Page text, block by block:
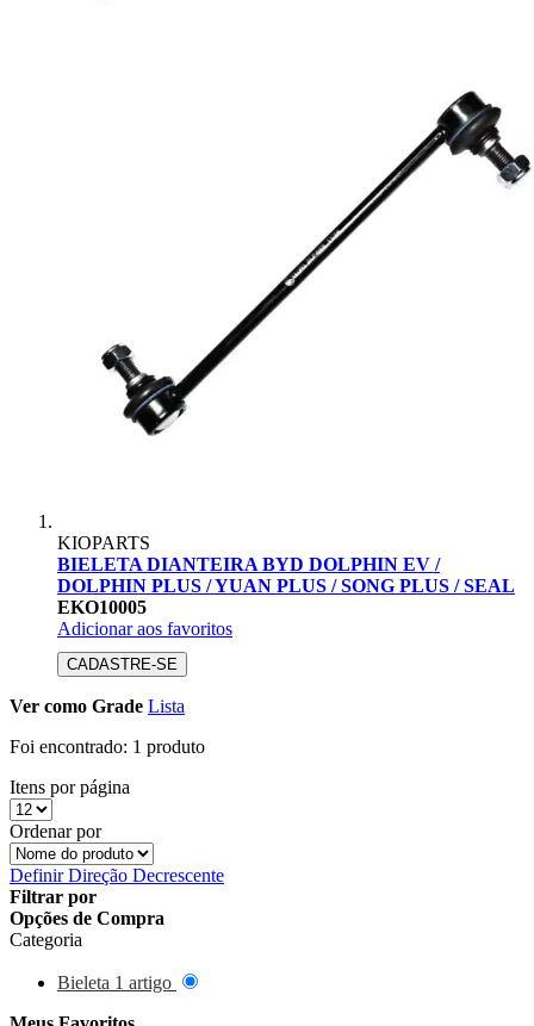
KIOPARTS
BIELETA DIANTEIRA BYD DOLPHIN EV /
DOLPHIN PLUS / YUAN PLUS / SONG PLUS / SEAL
EKO10005
Adicionar aos favoritos
CADASTRE-SE
Ver como Grade Lista
Foi encontrado: 1 produto
Itens por página
Ordenar por
Definir Direção Decrescente
Filtrar por
Opções de Compra
Categoria
Bieleta 1 artigo